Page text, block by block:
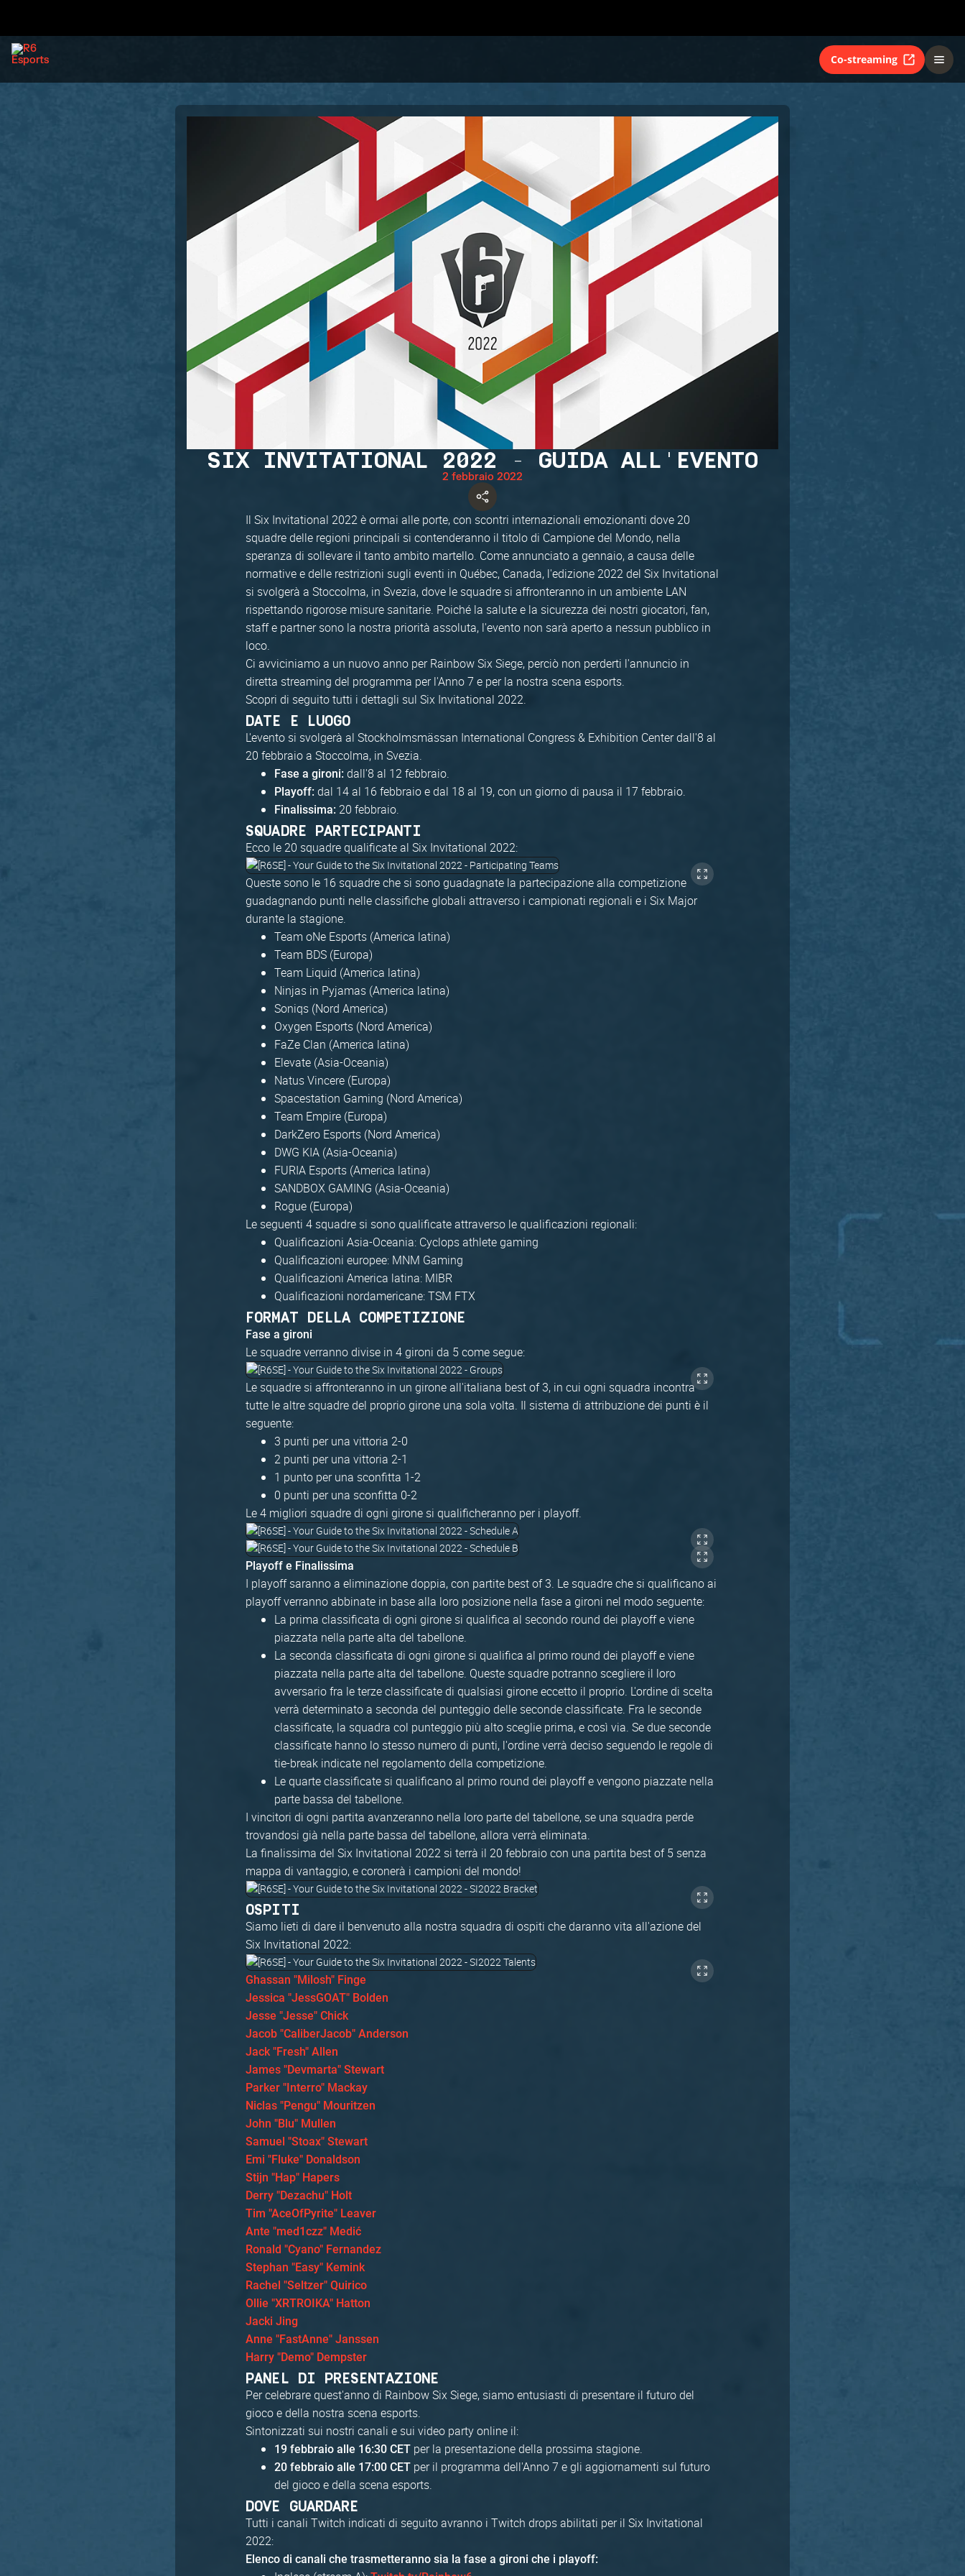
Co-streaming
SIX INVITATIONAL 2022 - GUIDA ALL'EVENTO
2 febbraio 2022
Il Six Invitational 2022 è ormai alle porte, con scontri internazionali emozionanti dove 20
squadre delle regioni principali si contenderanno il titolo di Campione del Mondo, nella
speranza di sollevare il tanto ambito martello. Come annunciato a gennaio, a causa delle
normative e delle restrizioni sugli eventi in Québec, Canada, l'edizione 2022 del Six Invitational
si svolgerà a Stoccolma, in Svezia, dove le squadre si affronteranno in un ambiente LAN
rispettando rigorose misure sanitarie. Poiché la salute e la sicurezza dei nostri giocatori, fan,
staff e partner sono la nostra priorità assoluta, l'evento non sarà aperto a nessun pubblico in
loco.
Ci avviciniamo a un nuovo anno per Rainbow Six Siege, perciò non perderti l'annuncio in
diretta streaming del programma per l'Anno 7 e per la nostra scena esports.
Scopri di seguito tutti i dettagli sul Six Invitational 2022.
DATE E LUOGO
L'evento si svolgerà al Stockholmsmässan International Congress & Exhibition Center dall'8 al
20 febbraio a Stoccolma, in Svezia.
Fase a gironi: dall'8 al 12 febbraio.
Playoff: dal 14 al 16 febbraio e dal 18 al 19, con un giorno di pausa il 17 febbraio.
Finalissima: 20 febbraio.
SQUADRE PARTECIPANTI
Ecco le 20 squadre qualificate al Six Invitational 2022:
Queste sono le 16 squadre che si sono guadagnate la partecipazione alla competizione
guadagnando punti nelle classifiche globali attraverso i campionati regionali e i Six Major
durante la stagione.
Team oNe Esports (America latina)
Team BDS (Europa)
Team Liquid (America latina)
Ninjas in Pyjamas (America latina)
Soniqs (Nord America)
Oxygen Esports (Nord America)
FaZe Clan (America latina)
Elevate (Asia-Oceania)
Natus Vincere (Europa)
Spacestation Gaming (Nord America)
Team Empire (Europa)
DarkZero Esports (Nord America)
DWG KIA (Asia-Oceania)
FURIA Esports (America latina)
SANDBOX GAMING (Asia-Oceania)
Rogue (Europa)
Le seguenti 4 squadre si sono qualificate attraverso le qualificazioni regionali:
Qualificazioni Asia-Oceania: Cyclops athlete gaming
Qualificazioni europee: MNM Gaming
Qualificazioni America latina: MIBR
Qualificazioni nordamericane: TSM FTX
FORMAT DELLA COMPETIZIONE
Fase a gironi
Le squadre verranno divise in 4 gironi da 5 come segue:
Le squadre si affronteranno in un girone all'italiana best of 3, in cui ogni squadra incontra
tutte le altre squadre del proprio girone una sola volta. Il sistema di attribuzione dei punti è il
seguente:
3 punti per una vittoria 2-0
2 punti per una vittoria 2-1
1 punto per una sconfitta 1-2
0 punti per una sconfitta 0-2
Le 4 migliori squadre di ogni girone si qualificheranno per i playoff.
Playoff e Finalissima
I playoff saranno a eliminazione doppia, con partite best of 3. Le squadre che si qualificano ai
playoff verranno abbinate in base alla loro posizione nella fase a gironi nel modo seguente:
La prima classificata di ogni girone si qualifica al secondo round dei playoff e viene
piazzata nella parte alta del tabellone.
La seconda classificata di ogni girone si qualifica al primo round dei playoff e viene
piazzata nella parte alta del tabellone. Queste squadre potranno scegliere il loro
avversario fra le terze classificate di qualsiasi girone eccetto il proprio. L'ordine di scelta
verrà determinato a seconda del punteggio delle seconde classificate. Fra le seconde
classificate, la squadra col punteggio più alto sceglie prima, e così via. Se due seconde
classificate hanno lo stesso numero di punti, l'ordine verrà deciso seguendo le regole di
tie-break indicate nel regolamento della competizione.
Le quarte classificate si qualificano al primo round dei playoff e vengono piazzate nella
parte bassa del tabellone.
I vincitori di ogni partita avanzeranno nella loro parte del tabellone, se una squadra perde
trovandosi già nella parte bassa del tabellone, allora verrà eliminata.
La finalissima del Six Invitational 2022 si terrà il 20 febbraio con una partita best of 5 senza
mappa di vantaggio, e coronerà i campioni del mondo!
OSPITI
Siamo lieti di dare il benvenuto alla nostra squadra di ospiti che daranno vita all'azione del
Six Invitational 2022:
Ghassan "Milosh" Finge
Jessica "JessGOAT" Bolden
Jesse "Jesse" Chick
Jacob "CaliberJacob" Anderson
Jack "Fresh" Allen
James "Devmarta" Stewart
Parker "Interro" Mackay
Niclas "Pengu" Mouritzen
John "Blu" Mullen
Samuel "Stoax" Stewart
Emi "Fluke" Donaldson
Stijn "Hap" Hapers
Derry "Dezachu" Holt
Tim "AceOfPyrite" Leaver
Ante "med1czz" Medić
Ronald "Cyano" Fernandez
Stephan "Easy" Kemink
Rachel "Seltzer" Quirico
Ollie "XRTROIKA" Hatton
Jacki Jing
Anne "FastAnne" Janssen
Harry "Demo" Dempster
PANEL DI PRESENTAZIONE
Per celebrare quest'anno di Rainbow Six Siege, siamo entusiasti di presentare il futuro del
gioco e della nostra scena esports.
Sintonizzati sui nostri canali e sui video party online il:
19 febbraio alle 16:30 CET per la presentazione della prossima stagione.
20 febbraio alle 17:00 CET per il programma dell'Anno 7 e gli aggiornamenti sul futuro
del gioco e della scena esports.
DOVE GUARDARE
Tutti i canali Twitch indicati di seguito avranno i Twitch drops abilitati per il Six Invitational
2022:
Elenco di canali che trasmetteranno sia la fase a gironi che i playoff: